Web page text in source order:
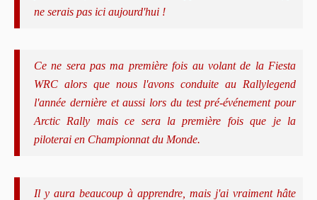
ne serais pas ici aujourd'hui !
Ce ne sera pas ma première fois au volant de la Fiesta
WRC alors que nous l'avons conduite au Rallylegend
l'année dernière et aussi lors du test pré-événement pour
Arctic Rally mais ce sera la première fois que je la
piloterai en Championnat du Monde.
Il y aura beaucoup à apprendre, mais j'ai vraiment hâte